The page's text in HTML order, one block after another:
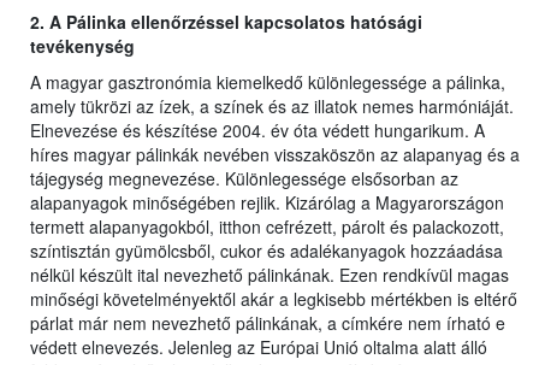
2. A Pálinka ellenőrzéssel kapcsolatos hatósági
tevékenység
A magyar gasztronómia kiemelkedő különlegessége a pálinka,
amely tükrözi az ízek, a színek és az illatok nemes harmóniáját.
Elnevezése és készítése 2004. év óta védett hungarikum. A
híres magyar pálinkák nevében visszaköszön az alapanyag és a
tájegység megnevezése. Különlegessége elsősorban az
alapanyagok minőségében rejlik. Kizárólag a Magyarországon
termett alapanyagokból, itthon cefrézett, párolt és palackozott,
színtisztán gyümölcsből, cukor és adalékanyagok hozzáadása
nélkül készült ital nevezhető pálinkának. Ezen rendkívül magas
minőségi követelményektől akár a legkisebb mértékben is eltérő
párlat már nem nevezhető pálinkának, a címkére nem írható e
védett elnevezés. Jelenleg az Európai Unió oltalma alatt álló